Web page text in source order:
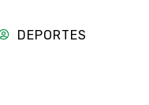
DEPORTES